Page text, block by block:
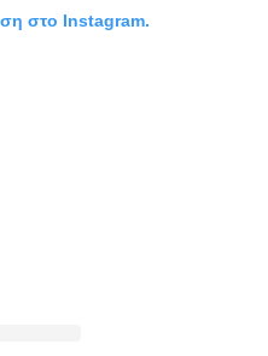
στο Instagram.